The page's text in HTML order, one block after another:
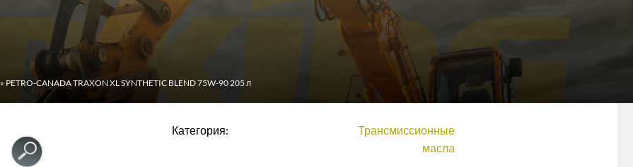
» PETRO-CANADA TRAXON XL SYNTHETIC BLEND 75W-90 205 л
Категория:
Трансмиссионные
масла